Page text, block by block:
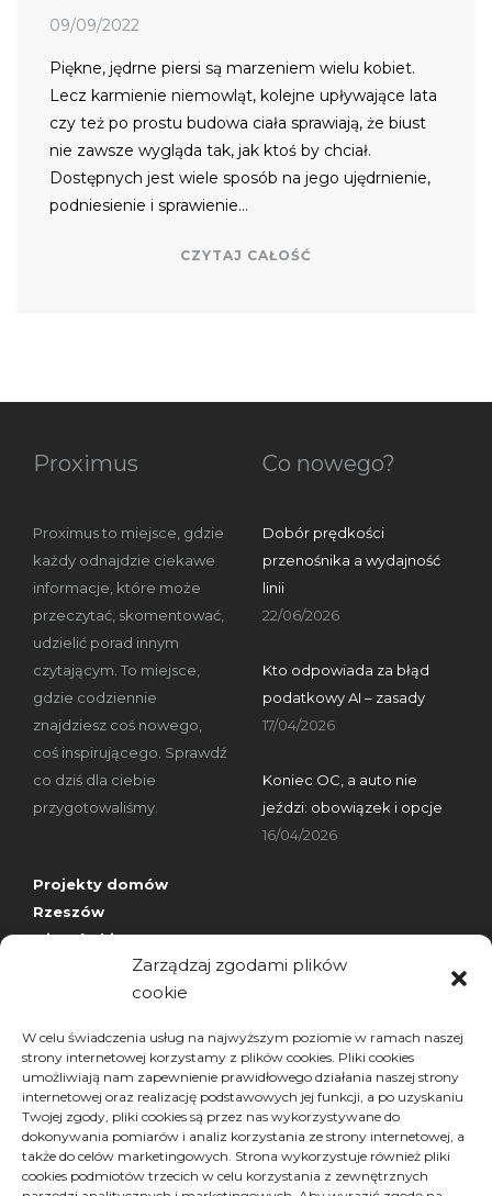
Zarządzaj zgodami plików
cookie
W celu świadczenia usług na najwyższym poziomie w ramach naszej
strony internetowej korzystamy z plików cookies. Pliki cookies
umożliwiają nam zapewnienie prawidłowego działania naszej strony
internetowej oraz realizację podstawowych jej funkcji, a po uzyskaniu
Twojej zgody, pliki cookies są przez nas wykorzystywane do
dokonywania pomiarów i analiz korzystania ze strony internetowej, a
także do celów marketingowych. Strona wykorzystuje również pliki
cookies podmiotów trzecich w celu korzystania z zewnętrznych
09/09/2022
Piękne, jędrne piersi są marzeniem wielu kobiet.
Lecz karmienie niemowląt, kolejne upływające lata
czy też po prostu budowa ciała sprawiają, że biust
nie zawsze wygląda tak, jak ktoś by chciał.
Dostępnych jest wiele sposób na jego ujędrnienie,
podniesienie i sprawienie…
CZYTAJ CAŁOŚĆ
Proximus
Proximus to miejsce, gdzie
każdy odnajdzie ciekawe
informacje, które może
przeczytać, skomentować,
udzielić porad innym
czytającym. To miejsce,
gdzie codziennie
znajdziesz coś nowego,
coś inspirującego. Sprawdź
co dziś dla ciebie
przygotowaliśmy.
Projekty domów
Rzeszów
wizytówki nap
Co nowego?
Dobór prędkości
przenośnika a wydajność
linii
22/06/2026
Kto odpowiada za błąd
podatkowy AI – zasady
17/04/2026
Koniec OC, a auto nie
jeździ: obowiązek i opcje
16/04/2026
Archiwa
Wybierz miesiąc
Archiwa